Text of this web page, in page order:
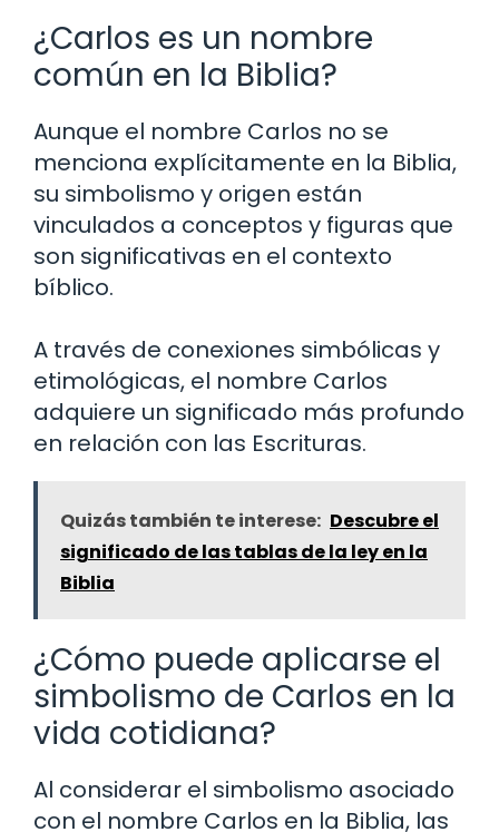
¿Carlos es un nombre
común en la Biblia?
Aunque el nombre Carlos no se
menciona explícitamente en la Biblia,
su simbolismo y origen están
vinculados a conceptos y figuras que
son significativas en el contexto
bíblico.
A través de conexiones simbólicas y
etimológicas, el nombre Carlos
adquiere un significado más profundo
en relación con las Escrituras.
Quizás también te interese: Descubre el
significado de las tablas de la ley en la
Biblia
¿Cómo puede aplicarse el
simbolismo de Carlos en la
vida cotidiana?
Al considerar el simbolismo asociado
con el nombre Carlos en la Biblia, las